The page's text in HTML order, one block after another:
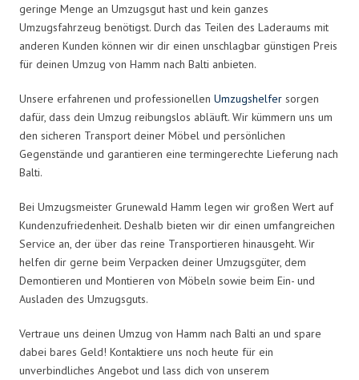
geringe Menge an Umzugsgut hast und kein ganzes
Umzugsfahrzeug benötigst. Durch das Teilen des Laderaums mit
anderen Kunden können wir dir einen unschlagbar günstigen Preis
für deinen Umzug von Hamm nach Balti anbieten.
Unsere erfahrenen und professionellen Umzugshelfer sorgen
dafür, dass dein Umzug reibungslos abläuft. Wir kümmern uns um
den sicheren Transport deiner Möbel und persönlichen
Gegenstände und garantieren eine termingerechte Lieferung nach
Balti.
Bei Umzugsmeister Grunewald Hamm legen wir großen Wert auf
Kundenzufriedenheit. Deshalb bieten wir dir einen umfangreichen
Service an, der über das reine Transportieren hinausgeht. Wir
helfen dir gerne beim Verpacken deiner Umzugsgüter, dem
Demontieren und Montieren von Möbeln sowie beim Ein- und
Ausladen des Umzugsguts.
Vertraue uns deinen Umzug von Hamm nach Balti an und spare
dabei bares Geld! Kontaktiere uns noch heute für ein
unverbindliches Angebot und lass dich von unserem